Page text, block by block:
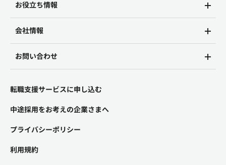
お役立ち情報
会社情報
お問い合わせ
転職支援サービスに申し込む
中途採用をお考えの企業さまへ
プライバシーポリシー
利用規約